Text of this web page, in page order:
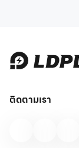
ติดตามเรา